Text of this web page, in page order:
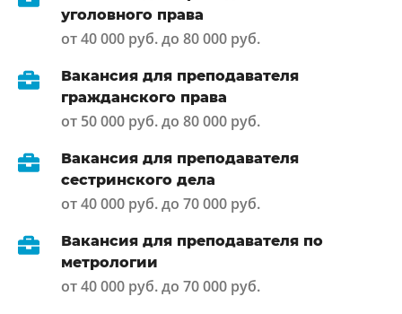
уголовного права
от 40 000 руб. до 80 000 руб.
Вакансия для преподавателя
гражданского права
от 50 000 руб. до 80 000 руб.
Вакансия для преподавателя
сестринского дела
от 40 000 руб. до 70 000 руб.
Вакансия для преподавателя по
метрологии
от 40 000 руб. до 70 000 руб.